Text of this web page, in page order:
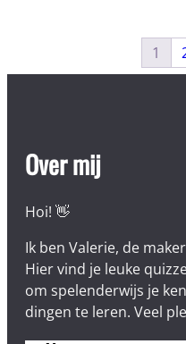
1
Over mij
Hoi! 👋
Ik ben Valerie, de
Hier vind je leuke
om spelenderwijs je
dingen te leren. Veel